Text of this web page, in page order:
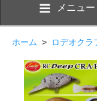
メニュー
ホーム > ロデオクラ